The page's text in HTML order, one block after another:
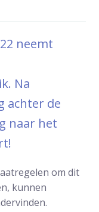
neemt
Na
achter de
naar het
om dit
kunnen